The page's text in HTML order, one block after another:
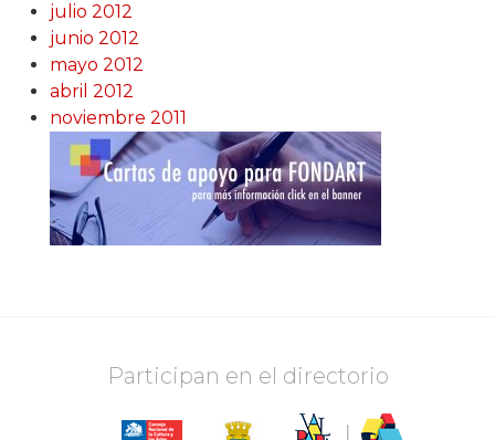
julio 2012
junio 2012
mayo 2012
abril 2012
noviembre 2011
Participan en el directorio